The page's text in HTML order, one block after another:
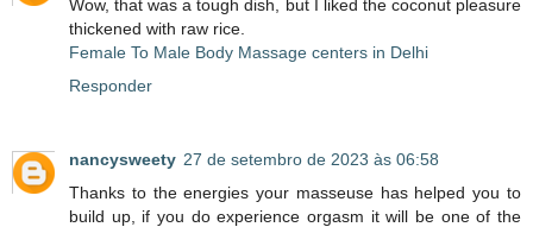
Wow, that was a tough dish, but I liked the coconut pleasure
thickened with raw rice.
Female To Male Body Massage centers in Delhi
Responder
nancysweety 27 de setembro de 2023 às 06:58
Thanks to the energies your masseuse has helped you to
build up, if you do experience orgasm it will be one of the